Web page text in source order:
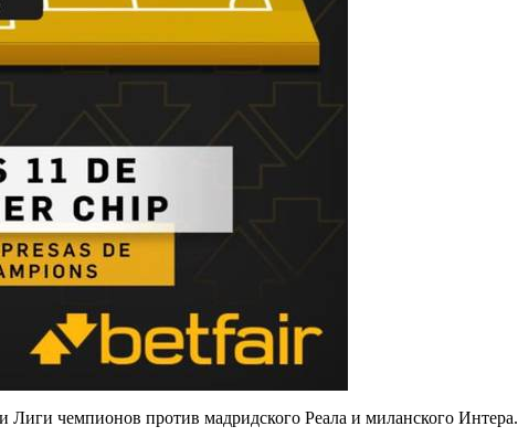
чемпионов против мадридского Реала и миланского Интера.